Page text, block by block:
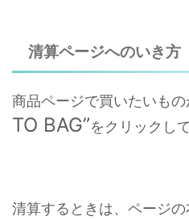
清算ページへのいき方
商品ページで買いたいもの
TO BAG”をクリックし
清算するときは、ページ